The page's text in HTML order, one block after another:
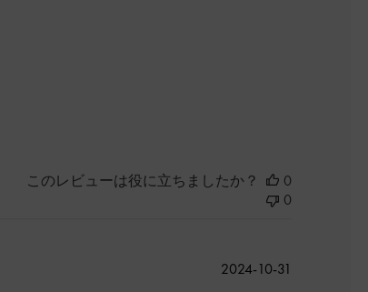
このレビューは役に立ちましたか？
0
0
2024-10-31